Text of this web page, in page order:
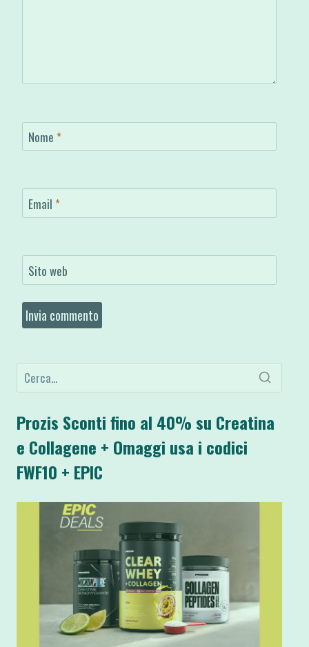
Nome *
Email *
Sito web
Prozis Sconti fino al 40% su Creatina
e Collagene + Omaggi usa i codici
FWF10 + EPIC